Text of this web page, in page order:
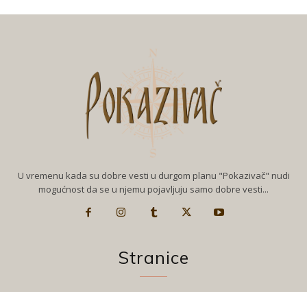
U vremenu kada su dobre vesti u durgom planu "Pokazivač" nudi
mogućnost da se u njemu pojavljuju samo dobre vesti...
Stranice